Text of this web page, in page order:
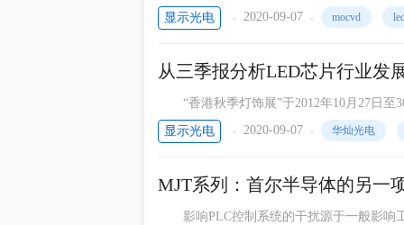
展提出展望，也针对台日韩陆厂2012年的
显示光电 2020-09-07 mocvd
从三季报分析LED芯片行业发
“香港秋季灯饰展”于2012年10月27日至
N-098） 携其远程激发产品亮相本届展会。
显示光电 2020-09-07 华灿光电
MJT系列：首尔半导体的另一
影响PLC控制系统的干扰源于一般影响